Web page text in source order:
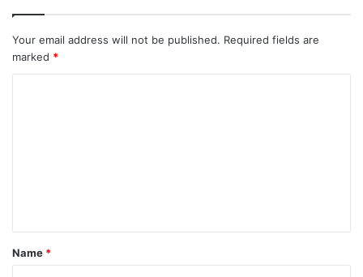
Your email address will not be published. Required fields are
marked *
Name *